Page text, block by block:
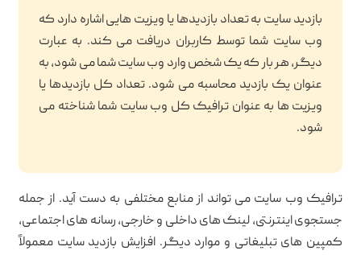
بازدید سایت به تعداد بازدیدها یا ویزیت هایی اشاره دارد که
وب سایت شما توسط کاربران دریافت می کند. به عبارت
دیگر، هر بار که یک شخص وارد وب سایت شما می شود، به
عنوان یک بازدید محاسبه می شود. تعداد کل بازدیدها یا
ویزیت ها به عنوان ترافیک کل وب سایت شما شناخته می
شود.
ترافیک وب سایت می تواند از منابع مختلفی به دست آید. از جمله
جستجوی اینترنتی، لینک های داخلی و خارجی، رسانه های اجتماعی،
کمپین های تبلیغاتی و موارد دیگر. افزایش بازدید سایت معمولاً